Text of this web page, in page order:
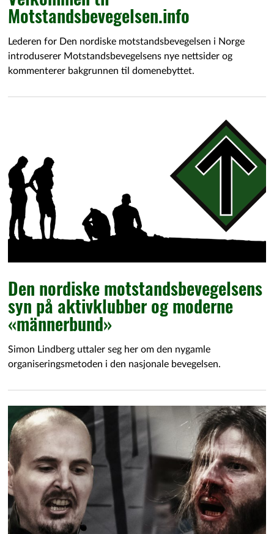
Motstandsbevegelsen.info
Lederen for Den nordiske motstandsbevegelsen i Norge
introduserer Motstandsbevegelsens nye nettsider og
kommenterer bakgrunnen til domenebyttet.
Den nordiske motstandsbevegelsens
syn på aktivklubber og moderne
«männerbund»
Simon Lindberg uttaler seg her om den nygamle
organiseringsmetoden i den nasjonale bevegelsen.